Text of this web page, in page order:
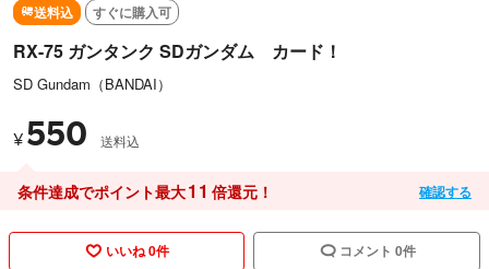
送料込 すぐに購入可
RX-75 ガンタンク SDガンダム カード！
SD Gundam（BANDAI）
¥ 550 送料込
条件達成でポイント最大11 倍還元！ 確認する
いいね 0件 コメント 0件